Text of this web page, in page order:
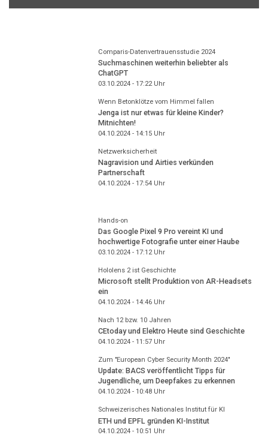
Comparis-Datenvertrauensstudie 2024
Suchmaschinen weiterhin beliebter als
ChatGPT
03.10.2024 - 17:22Uhr
Wenn Betonklötze vom Himmel fallen
Jenga ist nur etwas für kleine Kinder?
Mitnichten!
04.10.2024 - 14:15Uhr
Netzwerksicherheit
Nagravision und Airties verkünden
Partnerschaft
04.10.2024 - 17:54Uhr
Hands-on
Das Google Pixel 9 Pro vereint KI und
hochwertige Fotografie unter einer Haube
03.10.2024 - 17:12Uhr
Hololens 2 ist Geschichte
Microsoft stellt Produktion von AR-Headsets
ein
04.10.2024 - 14:46Uhr
Nach 12 bzw. 10 Jahren
CEtoday und Elektro Heute sind Geschichte
04.10.2024 - 11:57Uhr
Zum "European Cyber Security Month 2024"
Update: BACS veröffentlicht Tipps für
Jugendliche, um Deepfakes zu erkennen
04.10.2024 - 10:48Uhr
Schweizerisches Nationales Institut für KI
ETH und EPFL gründen KI-Institut
04.10.2024 - 10:51 Uhr